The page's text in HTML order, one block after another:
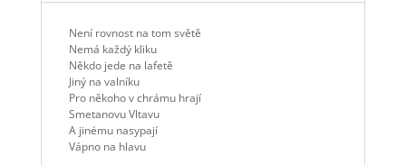
Není rovnost na tom světě
Nemá každý kliku
Někdo jede na lafetě
Jiný na valníku
Pro někoho v chrámu hrají
Smetanovu Vltavu
A jinému nasypají
Vápno na hlavu